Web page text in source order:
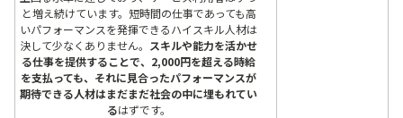
と増え続けています。短時間の仕事であっても高
いパフォーマンスを発揮できるハイスキル人材は
決して少なくありません。 スキルや能力を活かせ
る仕事を提供することで、2,000円を超える時給
を支払っても、それに見合ったパフォーマンスが
期待できる人材はまだまだ社会の中に埋もれてい
るはずです。